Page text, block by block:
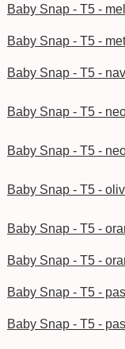
Baby Snap - T5 -
Baby Snap - T5 -
Baby Snap - T5 -
Baby Snap - T5 -
Baby Snap - T5 -
Baby Snap - T5 -
Baby Snap - T5 -
Baby Snap - T5 -
Baby Snap - T5 -
Baby Snap - T5 -